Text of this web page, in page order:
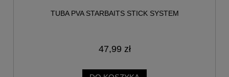
TUBA PVA STARBAITS STICK SYSTEM
47,99 zł